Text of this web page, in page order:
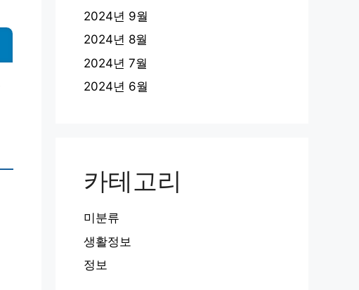
2024년 9월
2024년 8월
2024년 7월
2024년 6월
카테고리
미분류
생활정보
정보